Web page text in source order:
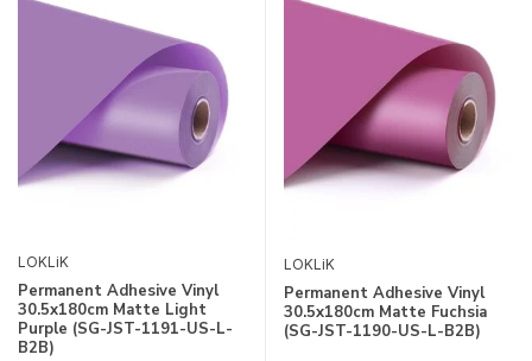
LOKLiK
Permanent Adhesive Vinyl
30.5x180cm Matte Light
Purple (SG-JST-1191-US-L-
B2B)
LOKLiK
Permanent Adhesive Vinyl
30.5x180cm Matte Fuchsia
(SG-JST-1190-US-L-B2B)